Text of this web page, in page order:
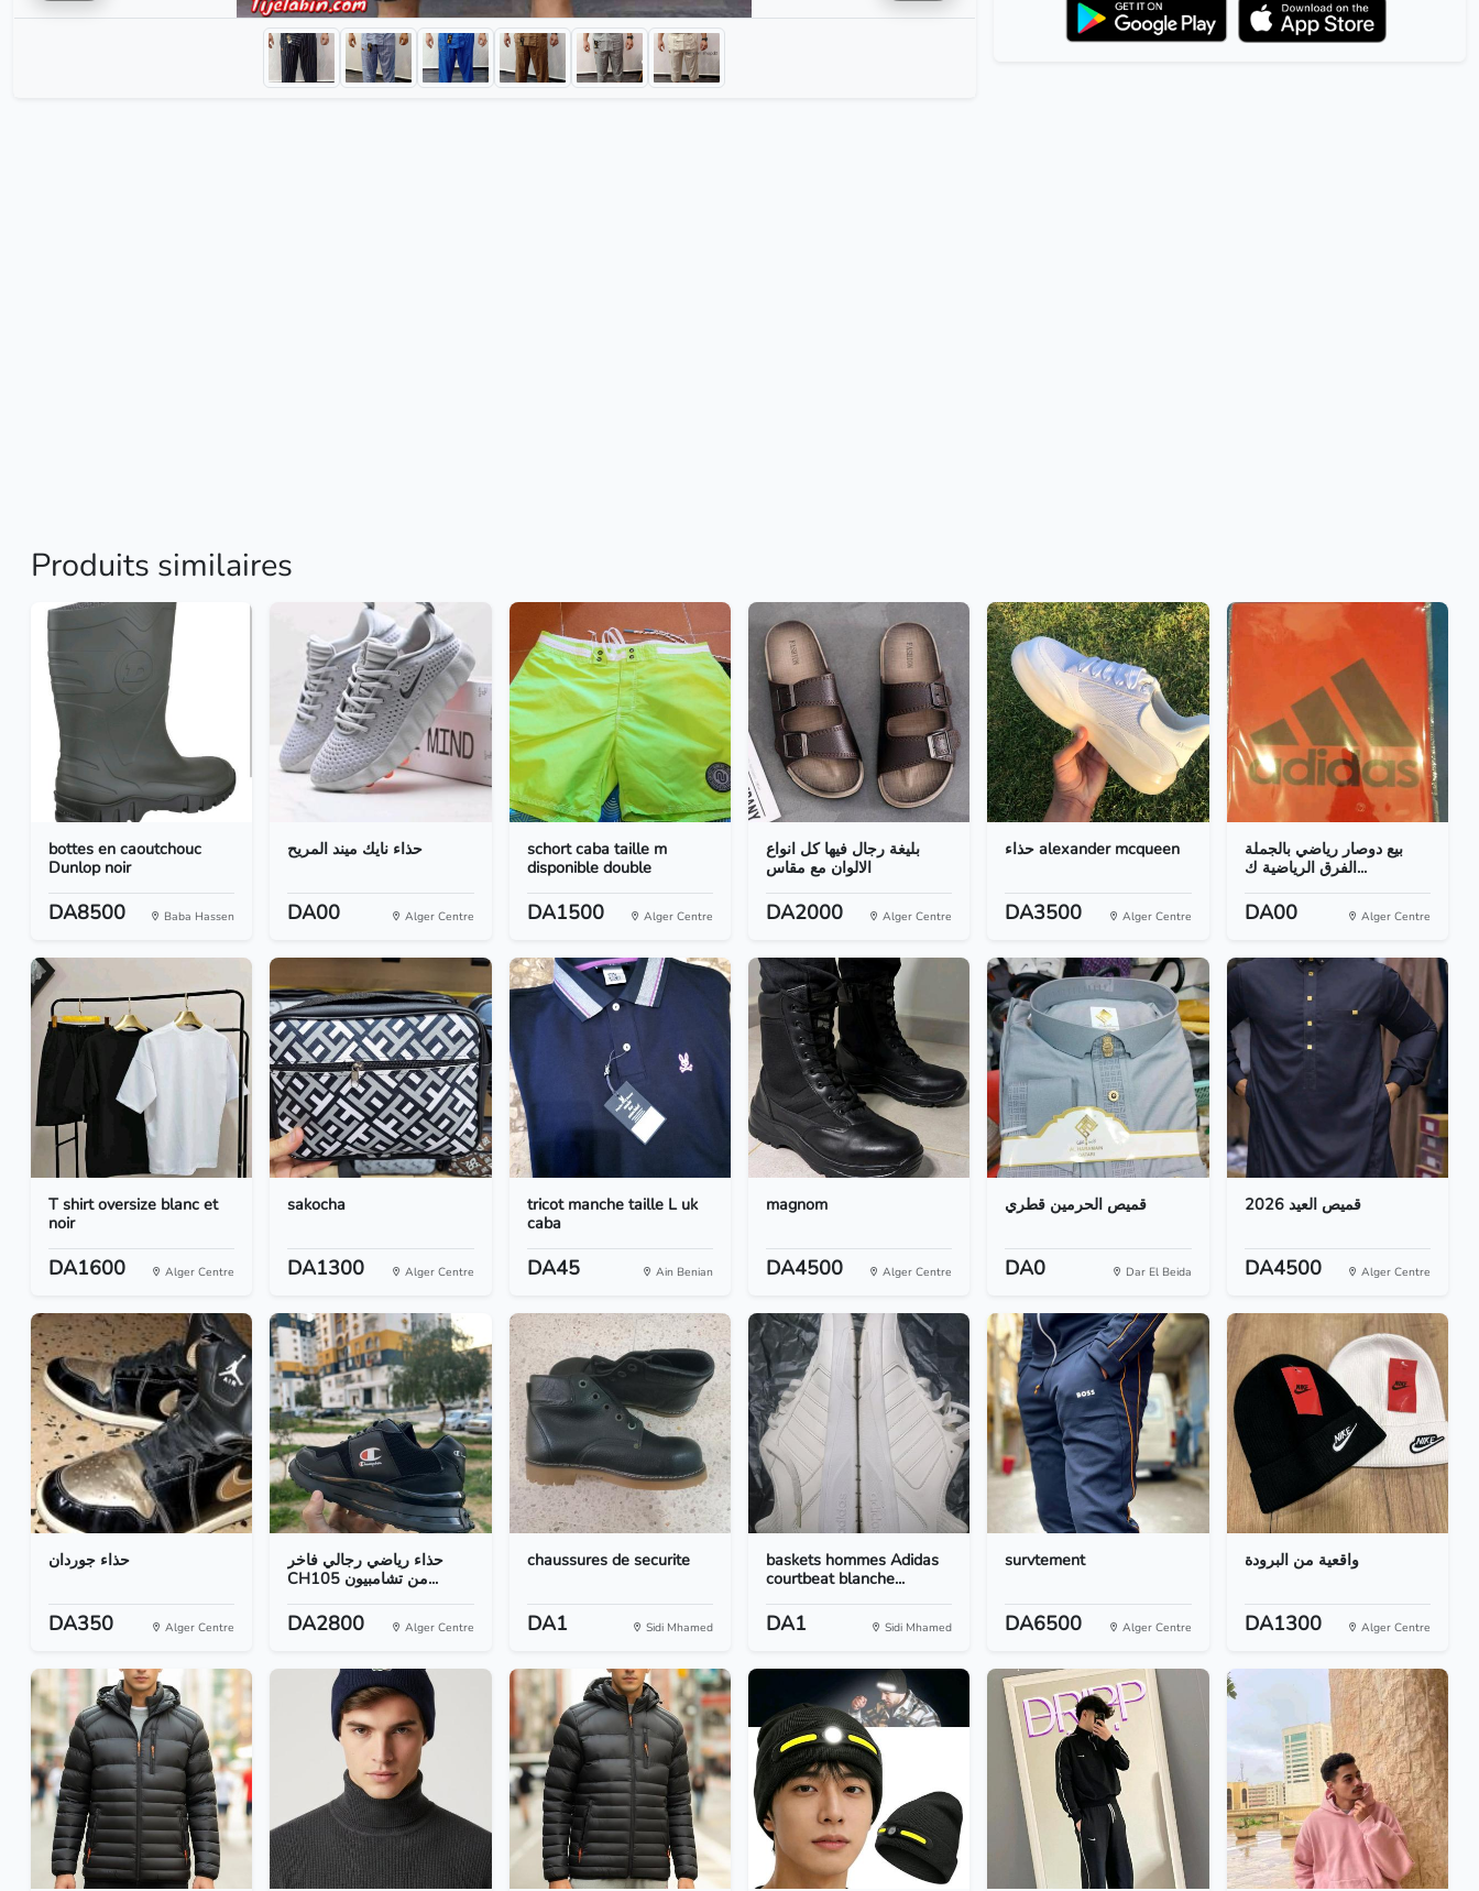
Produits similaires
bottes en caoutchouc
Dunlop noir
DA8500 Baba Hassen
حذاء نايك ميند المريح
DA00 Alger Centre
schort caba taille m
disponible double
DA1500 Alger Centre
بليغة رجال فيها كل انواع
الالوان مع مقاس
DA2000 Alger Centre
حذاء alexander mcqueen
DA3500 Alger Centre
بيع دوصار رياضي بالجملة
الفرق الرياضية ك...
DA00 Alger Centre
T shirt oversize blanc et
noir
DA1600 Alger Centre
sakocha
DA1300 Alger Centre
tricot manche taille L uk
caba
DA45 Ain Benian
magnom
DA4500 Alger Centre
قميص الحرمين قطري
DA0 Dar El Beida
قميص العيد 2026
DA4500 Alger Centre
حذاء جوردان
DA350 Alger Centre
حذاء رياضي رجالي فاخر
CH105 من تشامبيون...
DA2800 Alger Centre
chaussures de securite
DA1 Sidi Mhamed
baskets hommes Adidas
courtbeat blanche...
DA1 Sidi Mhamed
survtement
DA6500 Alger Centre
واقعية من البرودة
DA1300 Alger Centre